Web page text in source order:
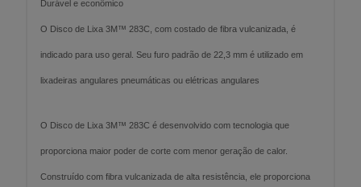
Durável e econômico
O Disco de Lixa 3M™ 283C, com costado de fibra vulcanizada, é
indicado para uso geral. Seu furo padrão de 22,3 mm é utilizado em
lixadeiras angulares pneumáticas ou elétricas angulares
O Disco de Lixa 3M™ 283C é desenvolvido com tecnologia que
proporciona maior poder de corte com menor geração de calor.
Construído com fibra vulcanizada de alta resistência, ele proporciona